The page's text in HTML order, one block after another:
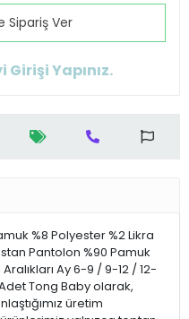
Sipariş Ver
Yapınız.
%8 Polyester %2 Likra
Pantolon %90 Pamuk
Ay 6-9 / 9-12 / 12-
Tong Baby olarak,
üretim